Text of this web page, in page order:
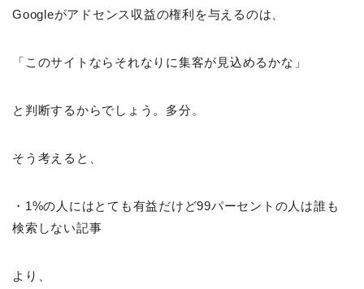
Googleがアドセンス収益の権利を与えるのは、
「このサイトならそれなりに集客が見込めるかな」
と判断するからでしょう。多分。
そう考えると、
・1%の人にはとても有益だけど99パーセントの人は誰も
検索しない記事
より、